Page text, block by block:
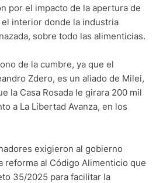
por el impacto de la apertura de
interior donde la industria
sobre todo las alimenticias.
de la cumbre, ya que el
Zdero, es un aliado de Milei,
la Casa Rosada le girara 200 mil
a La Libertad Avanza, en los
exigieron al gobierno
reforma al Código Alimenticio que
35/2025 para facilitar la